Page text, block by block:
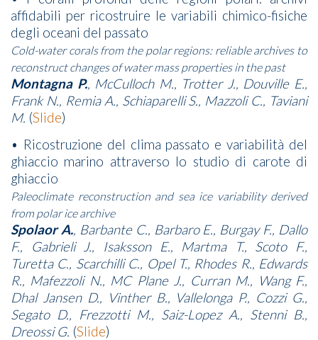
affidabili per ricostruire le variabili chimico-fisiche
degli oceani del passato
Cold-water corals from the polar regions: reliable archives to
reconstruct changes of water mass properties in the past
Montagna P., McCulloch M., Trotter J., Douville E.,
Frank N., Remia A., Schiaparelli S., Mazzoli C., Taviani
M. (Slide)
• Ricostruzione del clima passato e variabilità del
ghiaccio marino attraverso lo studio di carote di
ghiaccio
Paleoclimate reconstruction and sea ice variability derived
from polar ice archive
Spolaor A., Barbante C., Barbaro E., Burgay F., Dallo
F., Gabrieli J., Isaksson E., Martma T., Scoto F.,
Turetta C., Scarchilli C., Opel T., Rhodes R., Edwards
R., Mafezzoli N., MC Plane J., Curran M., Wang F.,
Dhal Jansen D., Vinther B., Vallelonga P., Cozzi G.,
Segato D., Frezzotti M., Saiz-Lopez A., Stenni B.,
Dreossi G. (Slide)